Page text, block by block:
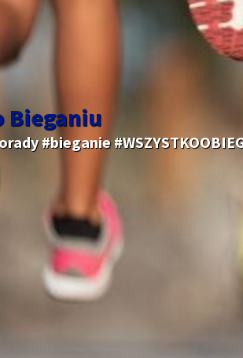
Bieganiu
#bieganie